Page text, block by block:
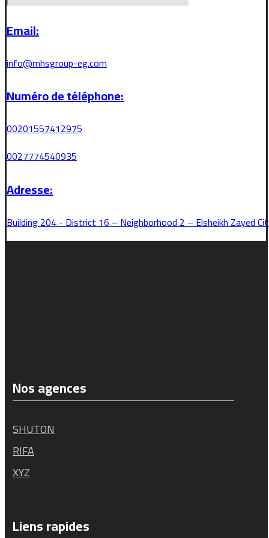
Email:
info@mhsgroup-eg.com
Numéro de téléphone:
00201557412975
0027774540935
Adresse:
Building 204 - District 16 – Neighborhood 2 – Elsheikh Zayed
Nos agences
SHUTON
RIFA
XYZ
Liens rapides